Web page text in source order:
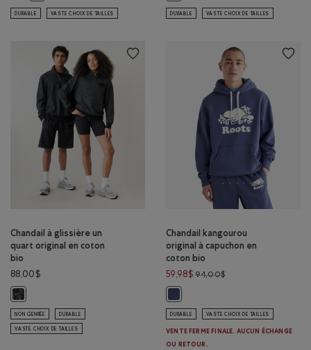
DURABLE VASTE CHOIX DE TAILLES DURABLE VASTE CHOIX DE TAILLES
Chandail à glissière un
quart original en coton
bio
88,00$
Chandail à glissière un quart original en coton bio: POIVRE NOIR Couleur
NON GENRÉE DURABLE
VASTE CHOIX DE TAILLES
Chandail kangourou
original à capuchon en
coton bio
59,98$ 94,00$Prix réduit de 94,00$
DURABLE VASTE CHOIX DE TAILLES
VENTE FERME FINALE. AUCUN ÉCHANGE
OU RETOUR.